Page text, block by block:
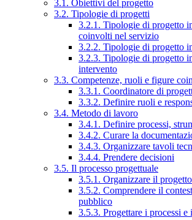
3.1. Obiettivi del progetto
3.2. Tipologie di progetti
3.2.1. Tipologie di progetto
coinvolti nel servizio
3.2.2. Tipologie di progetto
3.2.3. Tipologie di progetto
intervento
3.3. Competenze, ruoli e figure
3.3.1. Coordinatore di
3.3.2. Definire ruoli e
3.4. Metodo di lavoro
3.4.1. Definire processi,
3.4.2. Curare la
3.4.3. Organizzare tavoli
3.4.4. Prendere decisioni
3.5. Il processo progettuale
3.5.1. Organizzare il
3.5.2. Comprendere il
pubblico
3.5.3. Progettare i processi e i